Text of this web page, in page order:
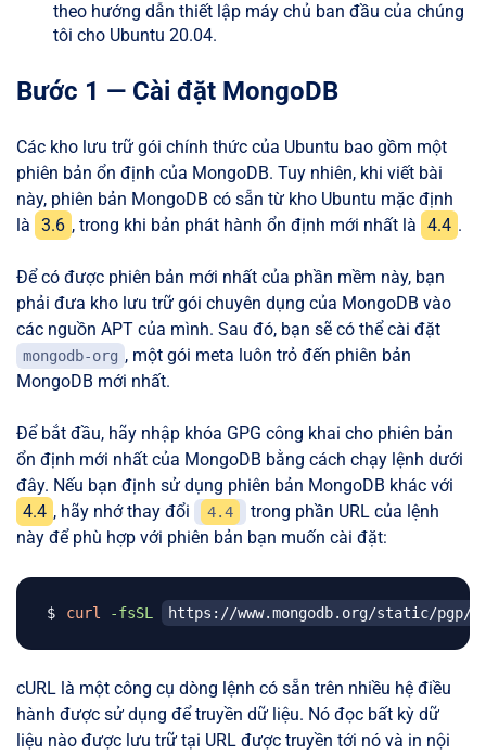
theo hướng dẫn thiết lập máy chủ ban đầu của chúng
tôi cho Ubuntu 20.04.
Bước 1 — Cài đặt MongoDB
Các kho lưu trữ gói chính thức của Ubuntu bao gồm một
phiên bản ổn định của MongoDB. Tuy nhiên, khi viết bài
này, phiên bản MongoDB có sẵn từ kho Ubuntu mặc định
là 3.6 , trong khi bản phát hành ổn định mới nhất là 4.4 .
Để có được phiên bản mới nhất của phần mềm này, bạn
phải đưa kho lưu trữ gói chuyên dụng của MongoDB vào
các nguồn APT của mình. Sau đó, bạn sẽ có thể cài đặt
mongodb-org , một gói meta luôn trỏ đến phiên bản
MongoDB mới nhất.
Để bắt đầu, hãy nhập khóa GPG công khai cho phiên bản
ổn định mới nhất của MongoDB bằng cách chạy lệnh dưới
đây. Nếu bạn định sử dụng phiên bản MongoDB khác với
4.4 , hãy nhớ thay đổi 4.4
trong phần URL của lệnh
này để phù hợp với phiên bản bạn muốn cài đặt:
curl -fsSL https://www.mongodb.org/static/pgp/
cURL là một công cụ dòng lệnh có sẵn trên nhiều hệ điều
hành được sử dụng để truyền dữ liệu. Nó đọc bất kỳ dữ
liệu nào được lưu trữ tại URL được truyền tới nó và in nội